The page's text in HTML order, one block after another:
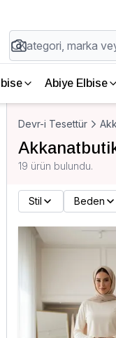
Abiye Elbise
Devr-i Tesettür
19 ürün bulundu.
Stil Beden